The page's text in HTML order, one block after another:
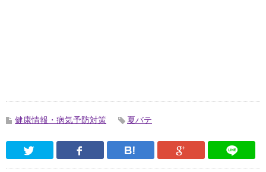
健康情報・病気予防対策 夏バテ
Twitter Facebook はてなブックマーク
Google